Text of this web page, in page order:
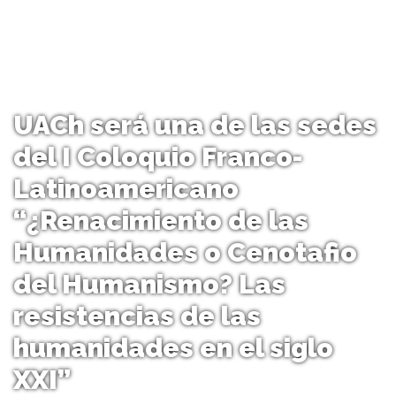
UACh será una de las sedes
del I Coloquio Franco-
Latinoamericano
“¿Renacimiento de las
Humanidades o Cenotafio
del Humanismo? Las
resistencias de las
humanidades en el siglo
XXI”